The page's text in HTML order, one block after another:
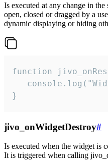
Is executed at any change in
open, closed or dragged by a
dynamic displaying or hiding
function
}
jivo_onWidgetDestroy#
Is executed when the widget is
It is triggered when calling